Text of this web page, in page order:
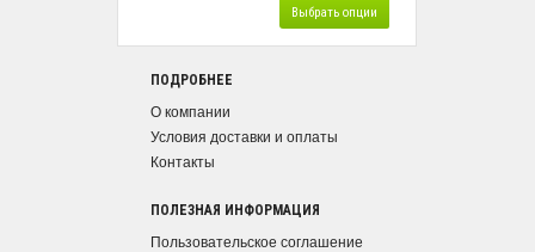
Выбрать опции
ПОДРОБНЕЕ
О компании
Условия доставки и оплаты
Контакты
ПОЛЕЗНАЯ ИНФОРМАЦИЯ
Пользовательское соглашение